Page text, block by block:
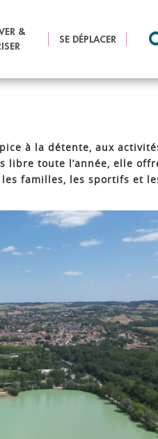
&
SE DÉPLACER
à la détente, aux
libre toute l’année, elle
familles, les sportifs et